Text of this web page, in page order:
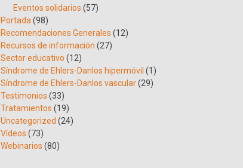
Eventos solidarios (57)
Portada (98)
Recomendaciones Generales (12)
Recursos de información (27)
Sector educativo (12)
Síndrome de Ehlers-Danlos hipermóvil (1)
Síndrome de Ehlers-Danlos vascular(29)
Testimonios (33)
Tratamientos (19)
Uncategorized (24)
Vídeos (73)
Webinarios (80)